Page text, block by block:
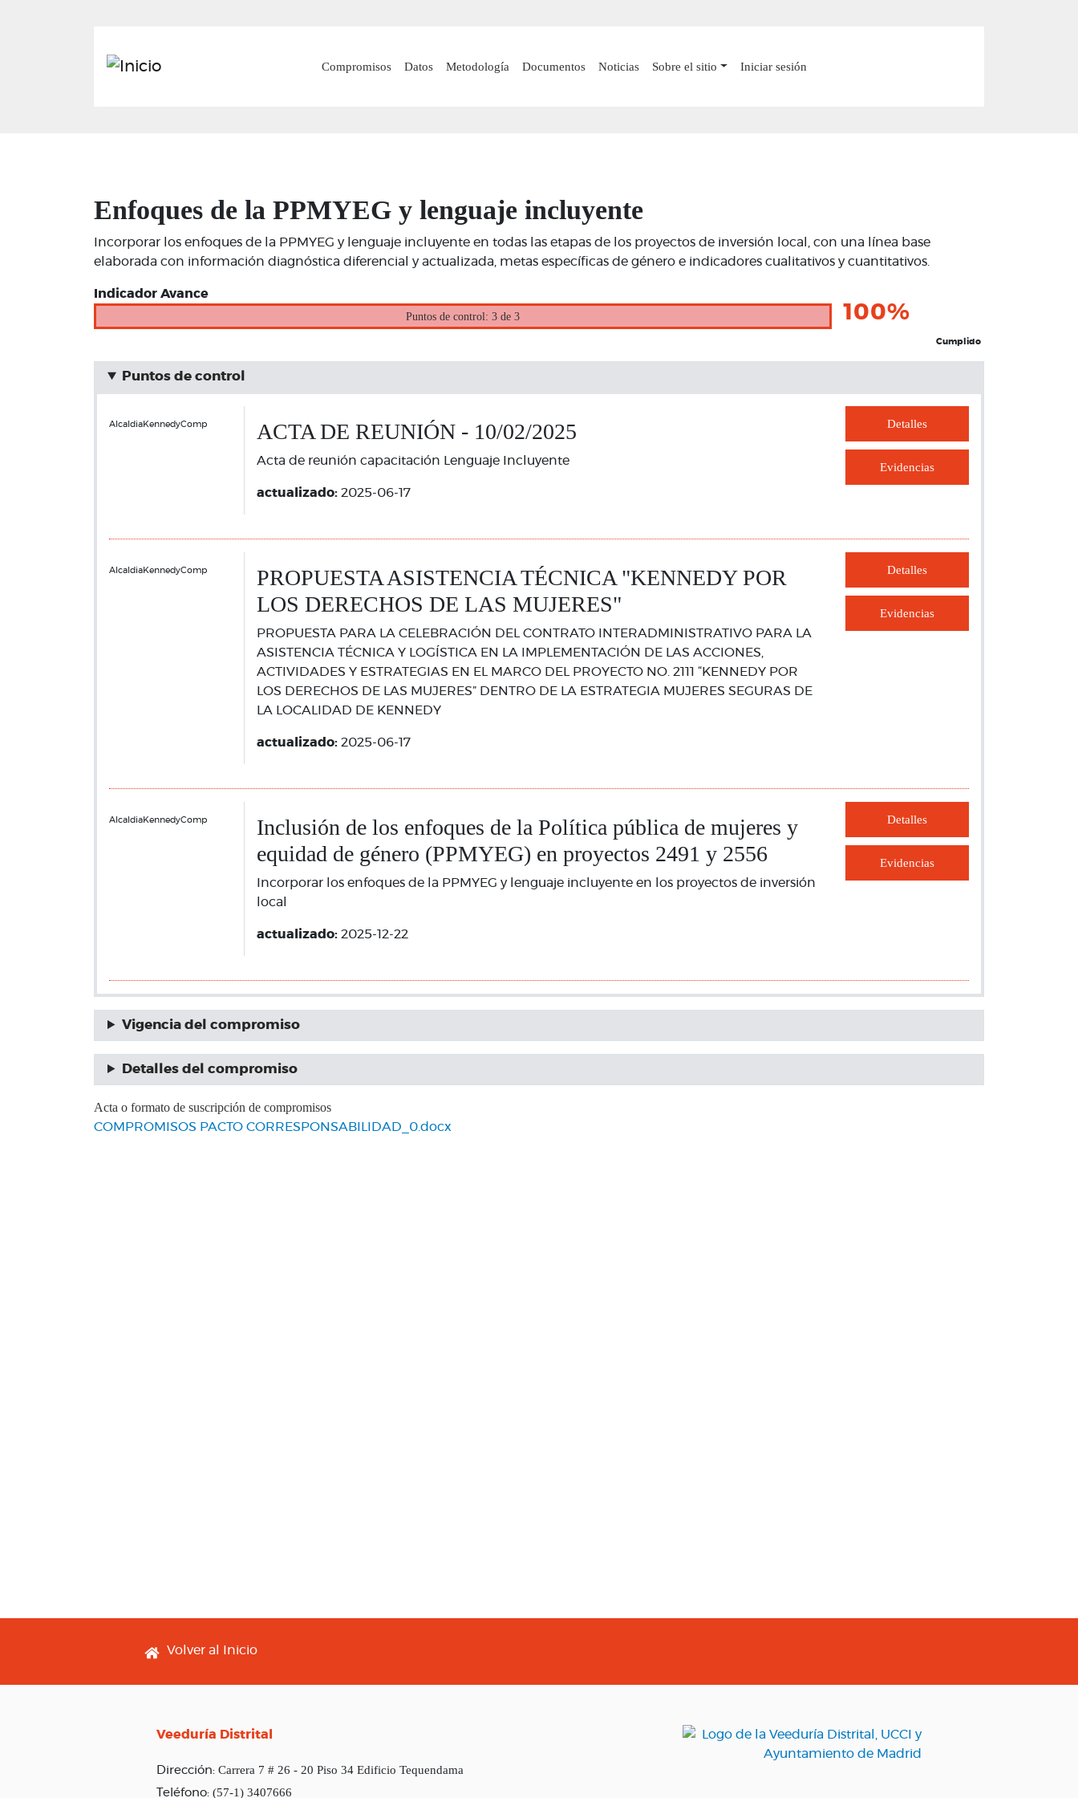
principal
Main navigation
Compromisos Datos Metodología Documentos Noticias Sobre el sitio Iniciar sesión
Enfoques de la PPMYEG y lenguaje incluyente
Incorporar los enfoques de la PPMYEG y lenguaje incluyente en todas las etapas de los proyectos de inversión local, con una línea base
elaborada con información diagnóstica diferencial y actualizada, metas específicas de género e indicadores cualitativos y cuantitativos.
Indicador Avance
Puntos de control: 3 de 3
100%
Cumplido
Puntos de control
AlcaldiaKennedyComp ACTA DE REUNIÓN - 10/02/2025
Acta de reunión capacitación Lenguaje Incluyente
actualizado: 2025-06-17
Detalles
Evidencias
AlcaldiaKennedyComp
PROPUESTA ASISTENCIA TÉCNICA "KENNEDY POR
LOS DERECHOS DE LAS MUJERES"
PROPUESTA PARA LA CELEBRACIÓN DEL CONTRATO INTERADMINISTRATIVO PARA LA
ASISTENCIA TÉCNICA Y LOGÍSTICA EN LA IMPLEMENTACIÓN DE LAS ACCIONES,
ACTIVIDADES Y ESTRATEGIAS EN EL MARCO DEL PROYECTO NO. 2111 “KENNEDY POR
LOS DERECHOS DE LAS MUJERES” DENTRO DE LA ESTRATEGIA MUJERES SEGURAS DE
LA LOCALIDAD DE KENNEDY
actualizado: 2025-06-17
Detalles
Evidencias
AlcaldiaKennedyComp
Inclusión de los enfoques de la Política pública de mujeres y
equidad de género (PPMYEG) en proyectos 2491 y 2556
Incorporar los enfoques de la PPMYEG y lenguaje incluyente en los proyectos de inversión
local
actualizado: 2025-12-22
Detalles
Evidencias
Vigencia del compromiso
Detalles del compromiso
Acta o formato de suscripción de compromisos
COMPROMISOS PACTO CORRESPONSABILIDAD_0.docx
Footer menu
Volver al Inicio
Veeduría Distrital
Dirección: Carrera 7 # 26 - 20 Piso 34 Edificio Tequendama
Teléfono: (57-1) 3407666